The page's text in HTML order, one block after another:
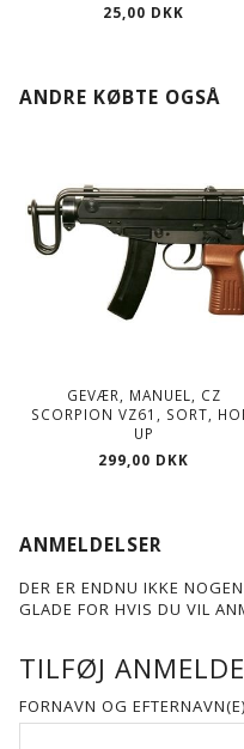
25,00 DKK
ANDRE KØBTE OGSÅ
GEVÆR, MANUEL, CZ
SCORPION VZ61, SORT,
UP
299,00 DKK
ANMELDELSER
DER ER ENDNU IKKE
GLADE FOR HVIS DU VIL
TILFØJ
FORNAVN OG EFTERNAVN(E)